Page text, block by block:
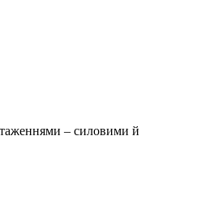
– силовими й